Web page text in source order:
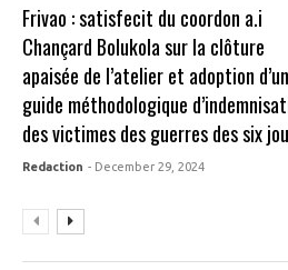
Frivao : satisfecit du coordon a.i
Chançard Bolukola sur la clôture
apaisée de l’atelier et adoption d’un
guide méthodologique
des victimes des guerres des six
Redaction - December 29, 2024